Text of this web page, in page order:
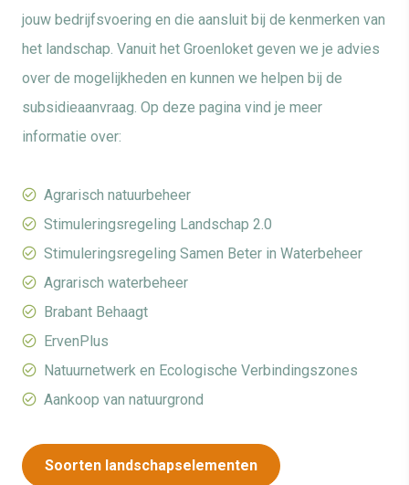
jouw bedrijfsvoering en die aansluit bij de kenmerken van
het landschap. Vanuit het Groenloket geven we je advies
over de mogelijkheden en kunnen we helpen bij de
subsidieaanvraag. Op deze pagina vind je meer
informatie over:
Agrarisch natuurbeheer
Stimuleringsregeling Landschap 2.0
Stimuleringsregeling Samen Beter in Waterbeheer
Agrarisch waterbeheer
Brabant Behaagt
ErvenPlus
Natuurnetwerk en Ecologische Verbindingszones
Aankoop van natuurgrond
Soorten landschapselementen